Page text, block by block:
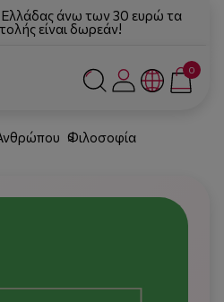
Ελλάδας άνω των 30 ευρώ τα
είναι δωρεάν!
0
Φιλοσοφία